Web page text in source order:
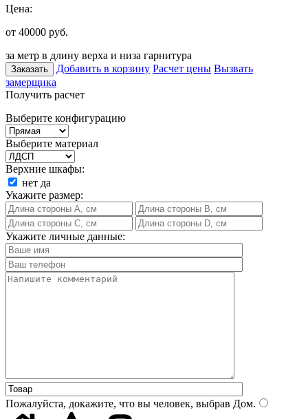
Цена:
от 40000 руб.
за метр в длину верха и низа гарнитура
Заказать Добавить в корзину Расчет цены Вызвать
замерщика
Получить расчет
Выберите конфигурацию
Выберите материал
Верхние шкафы:
нет да
Укажите размер:
Укажите личные данные:
Пожалуйста, докажите, что вы человек, выбрав Дом.